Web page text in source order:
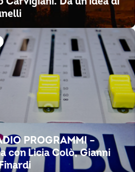
PROGRAMMI –
con Licia Colò, Gianni